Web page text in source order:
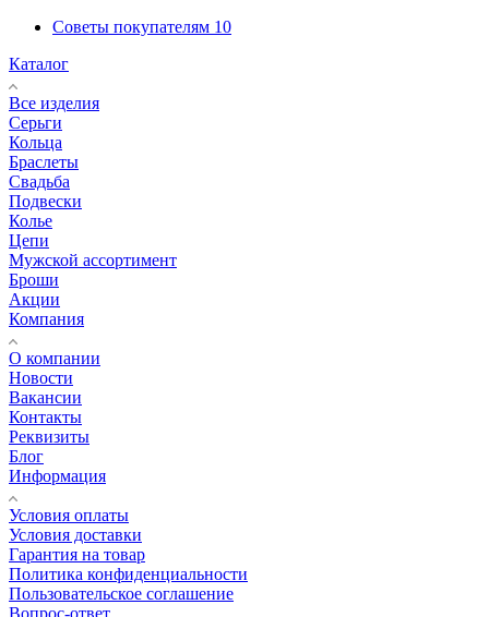
Советы покупателям 10
Каталог
Все изделия
Серьги
Кольца
Браслеты
Свадьба
Подвески
Колье
Цепи
Мужской ассортимент
Броши
Акции
Компания
О компании
Новости
Вакансии
Контакты
Реквизиты
Блог
Информация
Условия оплаты
Условия доставки
Гарантия на товар
Политика конфиденциальности
Пользовательское соглашение
Вопрос-ответ